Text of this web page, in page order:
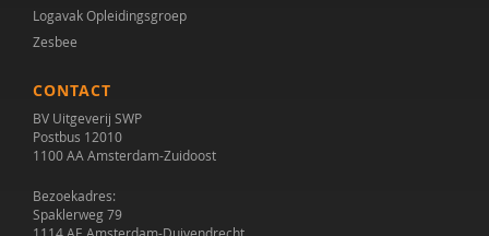
Logavak Opleidingsgroep
Zesbee
CONTACT
BV Uitgeverij SWP
Postbus 12010
1100 AA Amsterdam-Zuidoost
Bezoekadres:
Spaklerweg 79
1114 AE Amsterdam-Duivendrecht